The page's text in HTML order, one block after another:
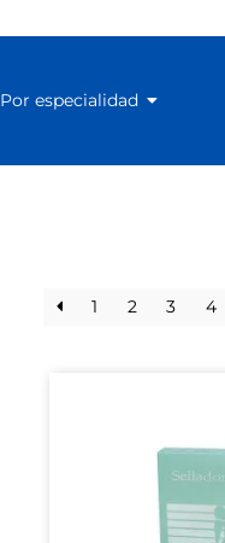
Por especialidad
1 2 3 4